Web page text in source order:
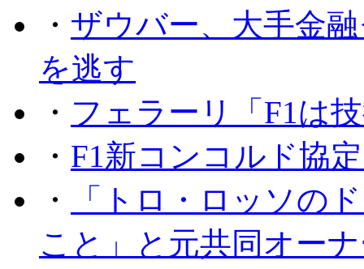
・ ザウバー、大手金
を逃す
・ フェラーリ「F1は
・ F1新コンコルド協
・
「トロ・ロッソの
こと」と元共同オー